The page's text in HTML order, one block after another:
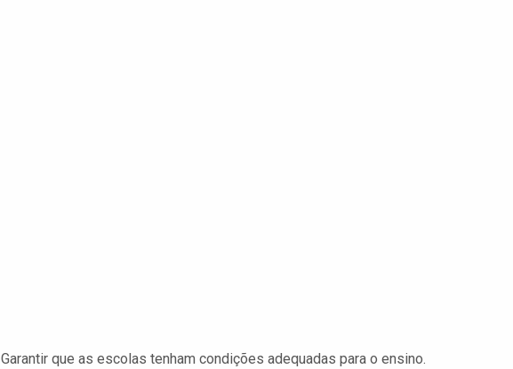
Garantir que as escolas tenham condições adequadas para o ensino.